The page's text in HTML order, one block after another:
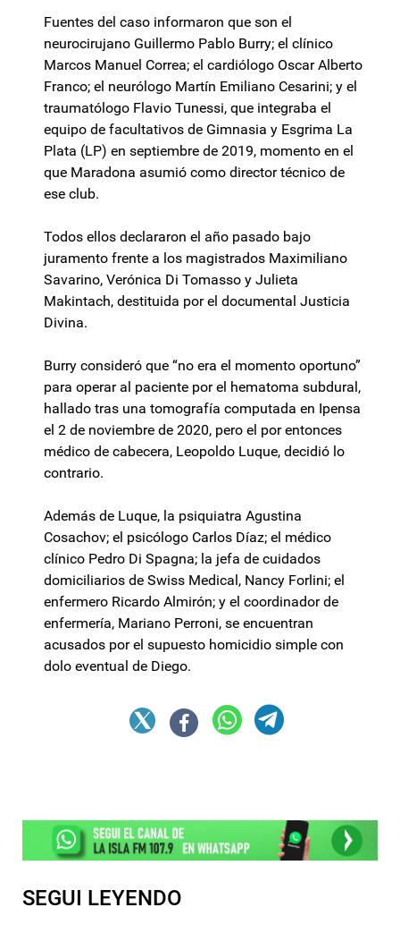
Fuentes del caso informaron que son el
neurocirujano Guillermo Pablo Burry; el clínico
Marcos Manuel Correa; el cardiólogo Oscar Alberto
Franco; el neurólogo Martín Emiliano Cesarini; y el
traumatólogo Flavio Tunessi, que integraba el
equipo de facultativos de Gimnasia y Esgrima La
Plata (LP) en septiembre de 2019, momento en el
que Maradona asumió como director técnico de
ese club.
Todos ellos declararon el año pasado bajo
juramento frente a los magistrados Maximiliano
Savarino, Verónica Di Tomasso y Julieta
Makintach, destituida por el documental Justicia
Divina.
Burry consideró que “no era el momento oportuno”
para operar al paciente por el hematoma subdural,
hallado tras una tomografía computada en Ipensa
el 2 de noviembre de 2020, pero el por entonces
médico de cabecera, Leopoldo Luque, decidió lo
contrario.
Además de Luque, la psiquiatra Agustina
Cosachov; el psicólogo Carlos Díaz; el médico
clínico Pedro Di Spagna; la jefa de cuidados
domiciliarios de Swiss Medical, Nancy Forlini; el
enfermero Ricardo Almirón; y el coordinador de
enfermería, Mariano Perroni, se encuentran
acusados por el supuesto homicidio simple con
dolo eventual de Diego.
SEGUI LEYENDO